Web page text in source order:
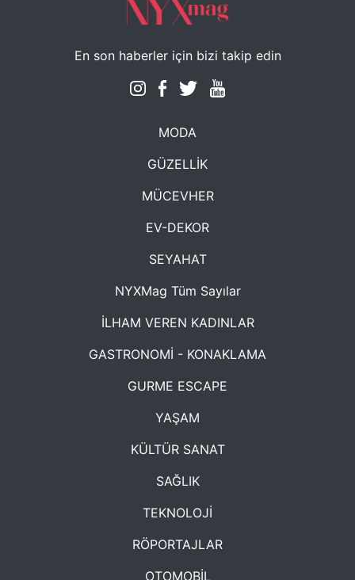
En son haberler için bizi takip edin
MODA
GÜZELLİK
MÜCEVHER
EV-DEKOR
SEYAHAT
NYXMag Tüm Sayılar
İLHAM VEREN KADINLAR
GASTRONOMİ - KONAKLAMA
GURME ESCAPE
YAŞAM
KÜLTÜR SANAT
SAĞLIK
TEKNOLOJİ
RÖPORTAJLAR
OTOMOBİL